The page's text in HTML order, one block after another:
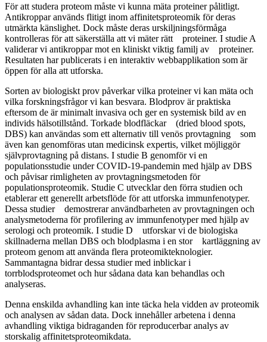
För att studera proteom måste vi kunna mäta proteiner pålitligt.
Antikroppar används flitigt inom affinitetsproteomik för deras
utmärkta känslighet. Dock måste deras urskiljningsförmåga
kontrolleras för att säkerställa att vi mäter rätt proteiner. I studie A
validerar vi antikroppar mot en kliniskt viktig familj av proteiner.
Resultaten har publicerats i en interaktiv webbapplikation som är
öppen för alla att utforska.
Sorten av biologiskt prov påverkar vilka proteiner vi kan mäta och
vilka forskningsfrågor vi kan besvara. Blodprov är praktiska
eftersom de är minimalt invasiva och ger en systemisk bild av en
individs hälsotillstånd. Torkade blodfläckar (dried blood spots,
DBS) kan användas som ett alternativ till venös provtagning som
även kan genomföras utan medicinsk expertis, vilket möjliggör
självprovtagning på distans. I studie B genomför vi en
populationsstudie under COVID-19-pandemin med hjälp av DBS
och påvisar rimligheten av provtagningsmetoden för
populationsproteomik. Studie C utvecklar den förra studien och
etablerar ett generellt arbetsflöde för att utforska immunfenotyper.
Dessa studier demostrerar användbarheten av provtagningen och
analysmetoderna för profilering av immunfenotyper med hjälp av
serologi och proteomik. I studie D utforskar vi de biologiska
skillnaderna mellan DBS och blodplasma i en stor kartläggning av
proteom genom att använda flera proteomikteknologier.
Sammantagna bidrar dessa studier med inblickar i
torrblodsproteomet och hur sådana data kan behandlas och
analyseras.
Denna enskilda avhandling kan inte täcka hela vidden av proteomik
och analysen av sådan data. Dock innehåller arbetena i denna
avhandling viktiga bidraganden för reproducerbar analys av
storskalig affinitetsproteomikdata.